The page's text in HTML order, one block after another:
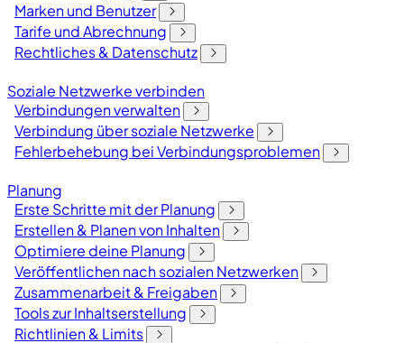
Marken und Benutzer
Tarife und Abrechnung
Rechtliches & Datenschutz
Soziale Netzwerke verbinden
Verbindungen verwalten
Verbindung über soziale Netzwerke
Fehlerbehebung bei Verbindungsproblemen
Planung
Erste Schritte mit der Planung
Erstellen & Planen von Inhalten
Optimiere deine Planung
Veröffentlichen nach sozialen Netzwerken
Zusammenarbeit & Freigaben
Tools zur Inhaltserstellung
Richtlinien & Limits